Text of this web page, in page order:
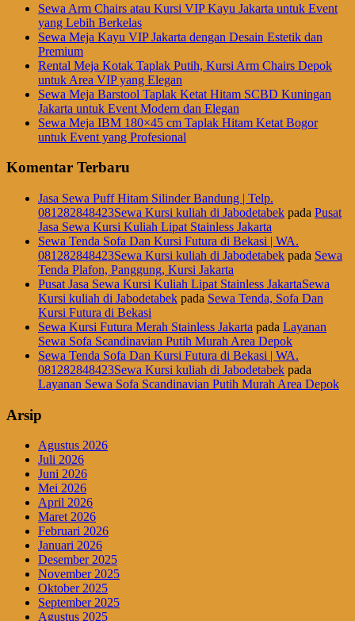
Sewa Arm Chairs atau Kursi VIP Kayu Jakarta untuk Event
yang Lebih Berkelas
Sewa Meja Kayu VIP Jakarta dengan Desain Estetik dan
Premium
Rental Meja Kotak Taplak Putih, Kursi Arm Chairs Depok
untuk Area VIP yang Elegan
Sewa Meja Barstool Taplak Ketat Hitam SCBD Kuningan
Jakarta untuk Event Modern dan Elegan
Sewa Meja IBM 180×45 cm Taplak Hitam Ketat Bogor
untuk Event yang Profesional
Komentar Terbaru
Jasa Sewa Puff Hitam Silinder Bandung | Telp.
081282848423Sewa Kursi kuliah di Jabodetabek pada Pusat
Jasa Sewa Kursi Kuliah Lipat Stainless Jakarta
Sewa Tenda Sofa Dan Kursi Futura di Bekasi | WA.
081282848423Sewa Kursi kuliah di Jabodetabek pada Sewa
Tenda Plafon, Panggung, Kursi Jakarta
Pusat Jasa Sewa Kursi Kuliah Lipat Stainless JakartaSewa
Kursi kuliah di Jabodetabek pada Sewa Tenda, Sofa Dan
Kursi Futura di Bekasi
Sewa Kursi Futura Merah Stainless Jakarta pada Layanan
Sewa Sofa Scandinavian Putih Murah Area Depok
Sewa Tenda Sofa Dan Kursi Futura di Bekasi | WA.
081282848423Sewa Kursi kuliah di Jabodetabek pada
Layanan Sewa Sofa Scandinavian Putih Murah Area Depok
Arsip
Agustus 2026
Juli 2026
Juni 2026
Mei 2026
April 2026
Maret 2026
Februari 2026
Januari 2026
Desember 2025
November 2025
Oktober 2025
September 2025
Agustus 2025